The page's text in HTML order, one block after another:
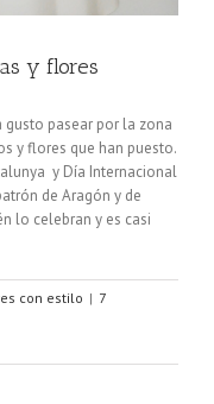
y flores
gusto pasear por la zona
y flores que han puesto.
y Día Internacional
de Aragón y de
lo celebran y es casi
con estilo | 7